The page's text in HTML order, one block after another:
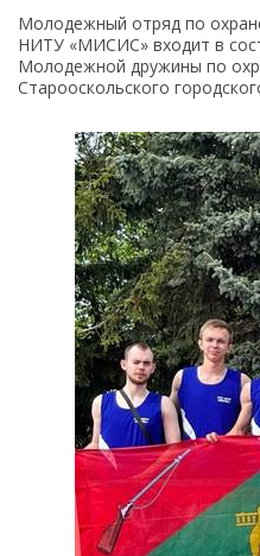
Молодежный отряд по
НИТУ «МИСИС» входит в
Молодежной дружины по
Старооскольского